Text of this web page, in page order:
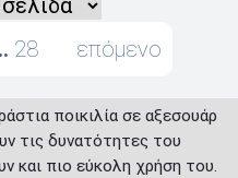
28 επόμενο
ποικιλία σε αξεσουάρ
τις δυνατότητες του
και πιο εύκολη χρήση του.